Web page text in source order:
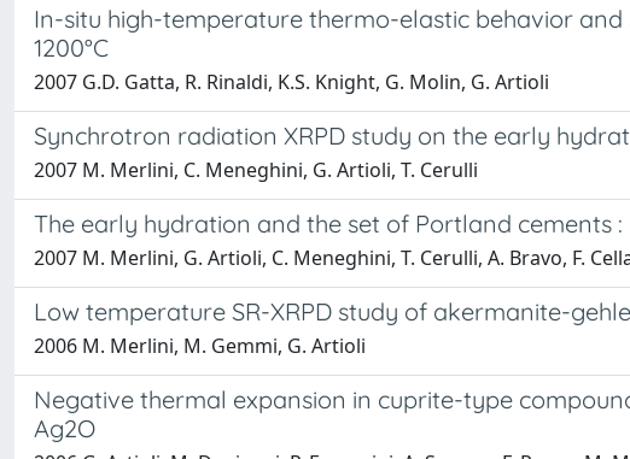
In-situ high-temperature thermo-elastic behavior
1200°C
2007 G.D. Gatta, R. Rinaldi, K.S. Knight, G. Molin, G. Artioli
Synchrotron radiation XRPD study on the early
2007 M. Merlini, C. Meneghini, G. Artioli, T. Cerulli
The early hydration and the set of Portland cements
2007 M. Merlini, G. Artioli, C. Meneghini, T. Cerulli, A. Bravo, F.
Low temperature SR-XRPD study of akermanite-
2006 M. Merlini, M. Gemmi, G. Artioli
Negative thermal expansion in cuprite-type
Ag2O